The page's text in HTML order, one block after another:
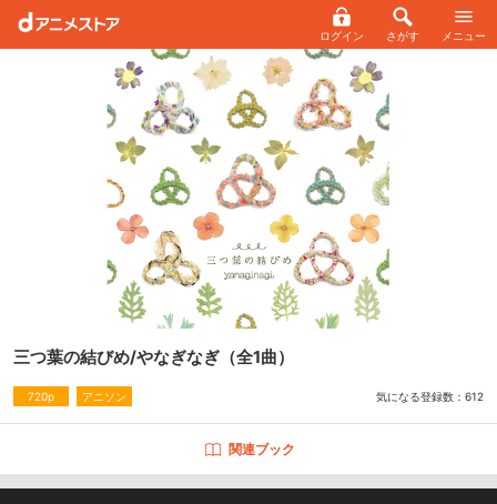
ログイン さがす メニュー
三つ葉の結びめ/やなぎなぎ （全1曲）
720p アニソン 気になる登録数： 612
関連ブック